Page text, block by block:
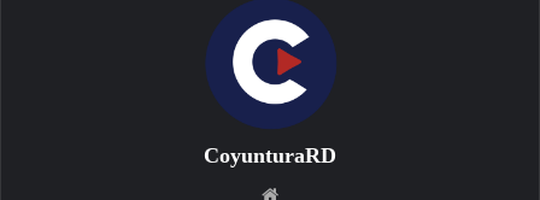
CoyunturaRD
Sitio